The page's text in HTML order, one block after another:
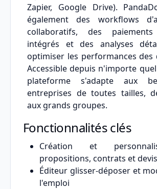
Zapier, Google Drive).
également des workflows
collaboratifs, des
intégrés et des analyses
optimiser les performances des
Accessible depuis n'importe
plateforme s'adapte aux
entreprises de toutes tailles,
aux grands groupes.
Fonctionnalités clés
Création et
propositions, contrats et devis
Éditeur glisser-déposer et
l'emploi